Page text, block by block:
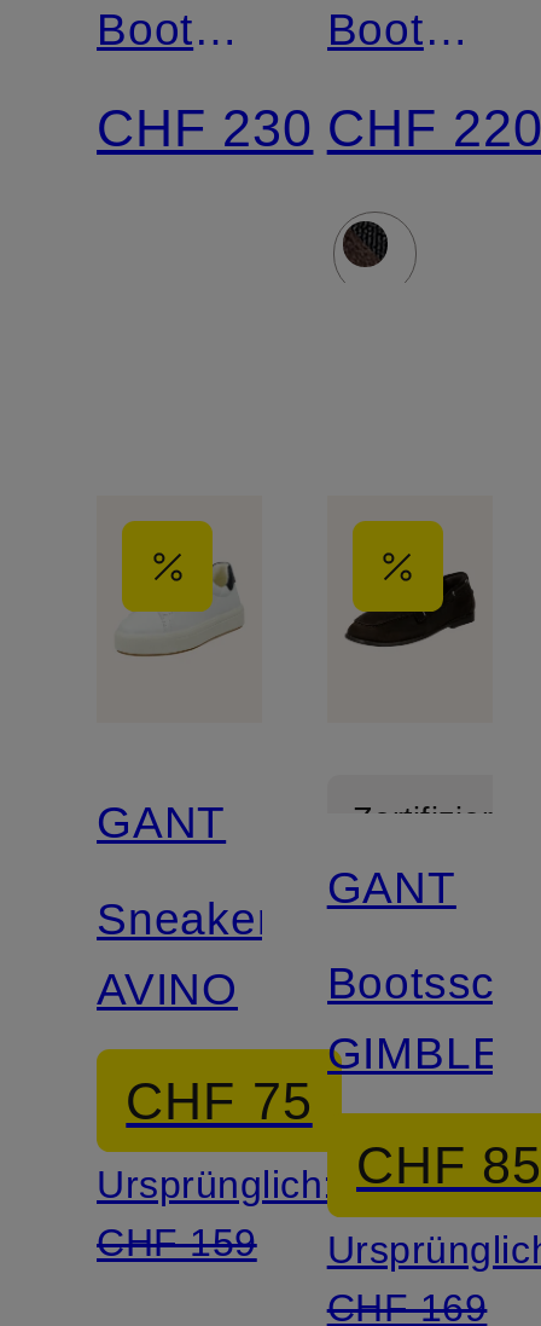
Boots
ST
BROOMLY
CHF 230
Boots
ST
CHF
GANT
Sneaker
AVINO
CHF 75
Ursprünglich:
CHF 159
Zertifiziert
GANT
GIMBLE
CHF
CHF 169